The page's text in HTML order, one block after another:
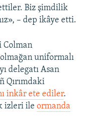
Biz şimdilik
– dep ikâye etti.
Colman
uniformalı
delegatı Asan
Qırımdaki
inkâr ete ediler.
izleri ile ormanda